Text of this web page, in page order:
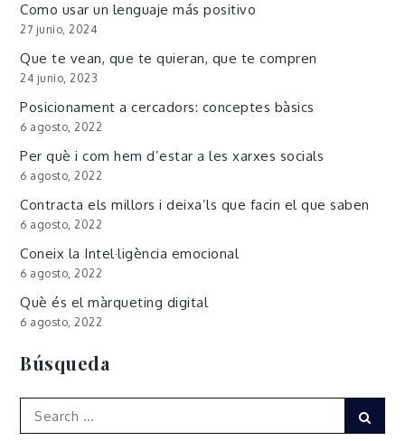
Como usar un lenguaje más positivo
27 junio, 2024
Que te vean, que te quieran, que te compren
24 junio, 2023
Posicionament a cercadors: conceptes bàsics
6 agosto, 2022
Per què i com hem d’estar a les xarxes socials
6 agosto, 2022
Contracta els millors i deixa’ls que facin el que saben
6 agosto, 2022
Coneix la Intel·ligència emocional
6 agosto, 2022
Què és el màrqueting digital
6 agosto, 2022
Búsqueda
Search
for: